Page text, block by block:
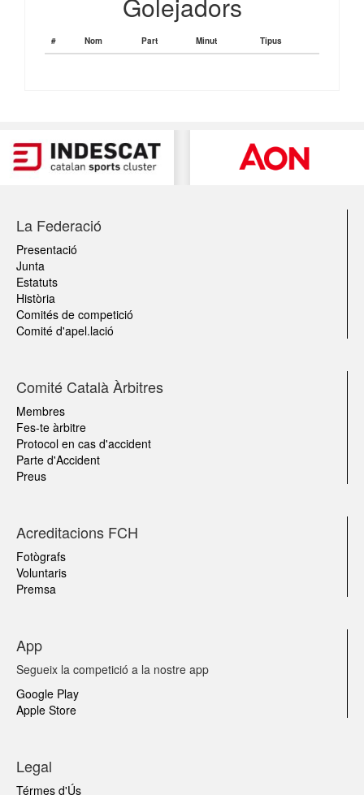
# Nom Part Minut Tipus
La Federació
Presentació
Junta
Estatuts
Història
Comités de competició
Comité d'apel.lació
Comité Català Àrbitres
Membres
Fes-te àrbitre
Protocol en cas d'accident
Parte d'Accident
Preus
Acreditacions FCH
Fotògrafs
Voluntaris
Premsa
App
Segueix la competició a la nostre app
Google Play
Apple Store
Legal
Térmes d'Ús